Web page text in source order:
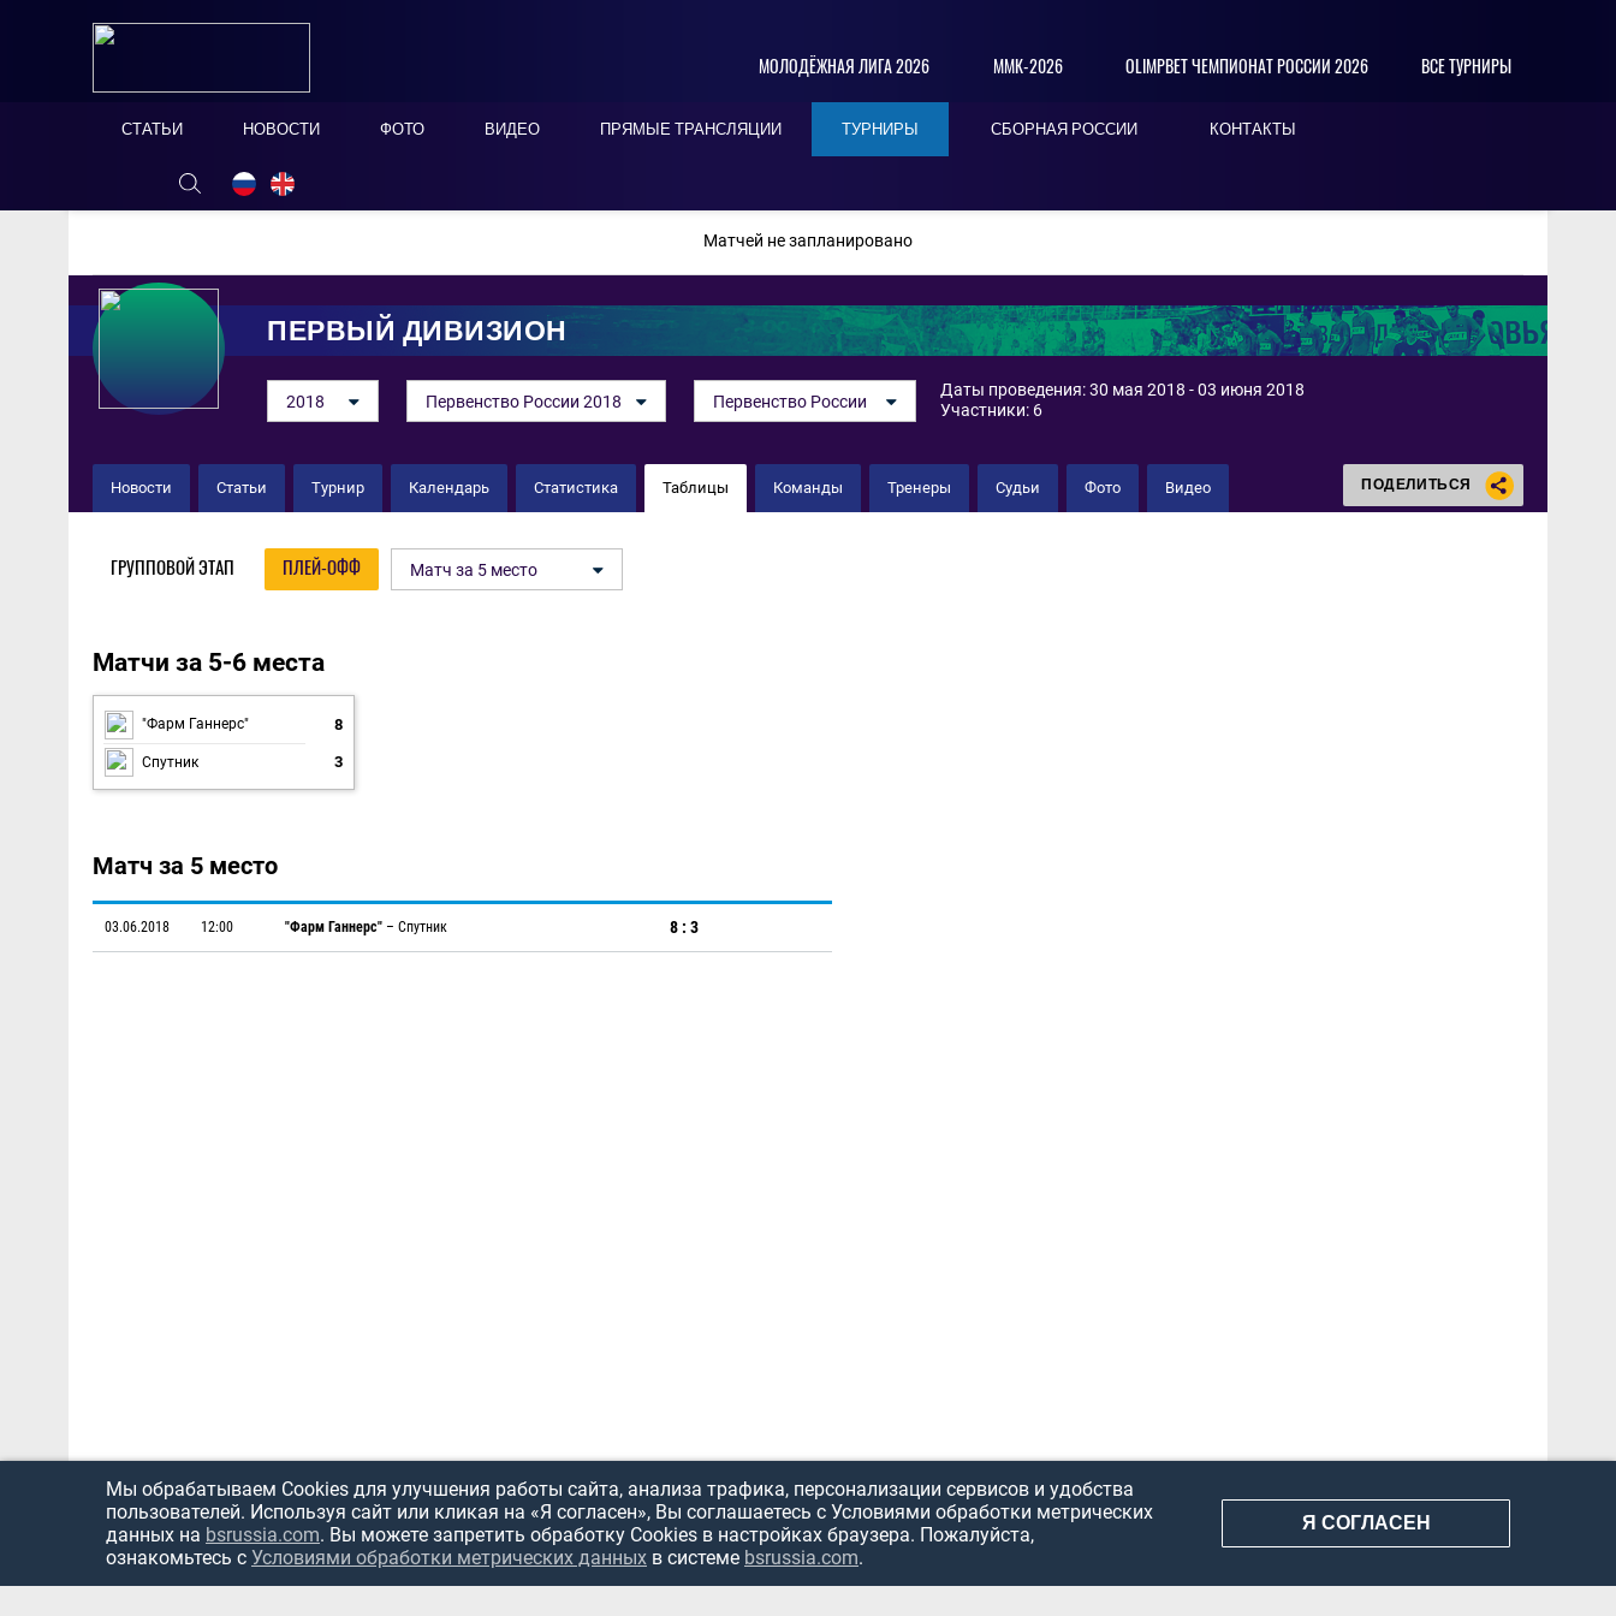
МОЛОДЁЖНАЯ ЛИГА 2026 ММК-2026 OLIMPBET ЧЕМПИОНАТ РОССИИ 2026 ВСЕ ТУРНИРЫ
СТАТЬИ НОВОСТИ ФОТО ВИДЕО ПРЯМЫЕ ТРАНСЛЯЦИИ ТУРНИРЫ СБОРНАЯ РОССИИ КОНТАКТЫ
ОНЛАЙН ТАБЛО СКРЫТЬ
Матчей не запланировано
ПЕРВЫЙ ДИВИЗИОН
2018 Первенство России 2018 Первенство России
Даты проведения: 30 мая 2018 - 03 июня 2018
Участники: 6
Новости Статьи Турнир Календарь Статистика Таблицы Команды Тренеры Судьи Фото Видео ПОДЕЛИТЬСЯ
ГРУППОВОЙ ЭТАП ПЛЕЙ-ОФФ Матч за 5 место
Матчи за 5-6 места
"Фарм Ганнерс" 8
Спутник 3
Матч за 5 место
03.06.2018 12:00 "Фарм Ганнерс" – Спутник 8 : 3
Мы обрабатываем Cookies для улучшения работы сайта, анализа трафика, персонализации сервисов и удобства
пользователей. Используя сайт или кликая на «Я согласен», Вы соглашаетесь с Условиями обработки метрических
данных на bsrussia.com. Вы можете запретить обработку Cookies в настройках браузера. Пожалуйста,
ознакомьтесь с Условиями обработки метрических данных в системе bsrussia.com.
Я СОГЛАСЕН